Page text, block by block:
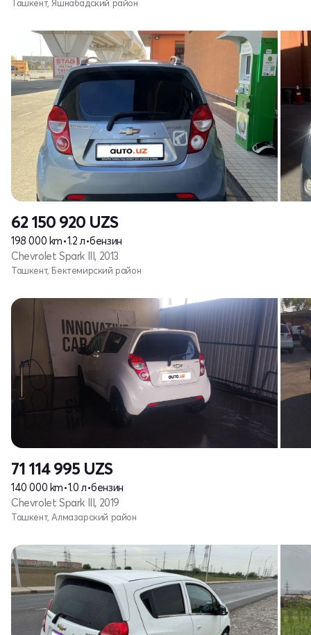
Ташкент, Яшнабадский район
62 150 920 UZS
198 000 km•1.2 л•бензин
Chevrolet Spark III, 2013
Ташкент, Бектемирский район
71 114 995 UZS
140 000 km•1.0 л•бензин
Chevrolet Spark III, 2019
Ташкент, Алмазарский район